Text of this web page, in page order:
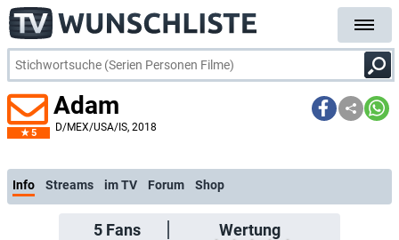
5
Adam
D/MEX/USA/IS, 2018
Info Streams im TV Forum Shop
5Fans Wertung